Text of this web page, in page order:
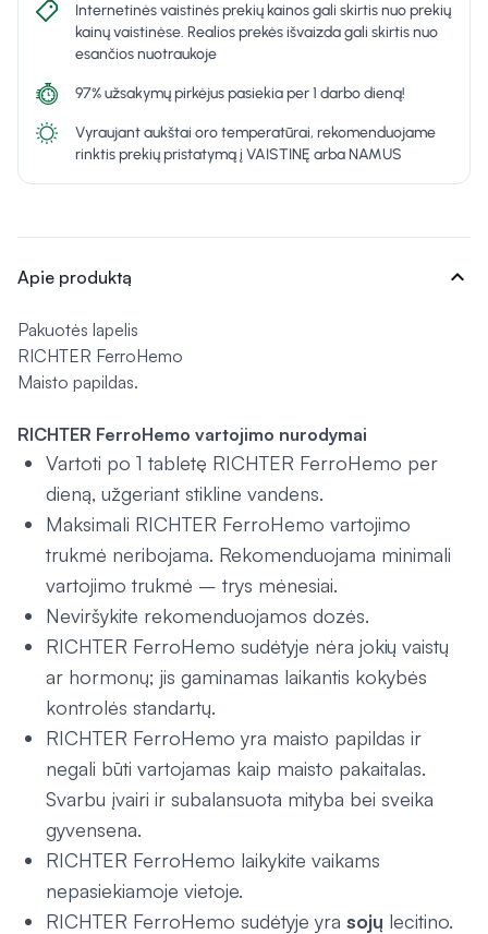
Internetinės vaistinės prekių kainos gali skirtis nuo prekių
kainų vaistinėse. Realios prekės išvaizda gali skirtis nuo
esančios nuotraukoje
97% užsakymų pirkėjus pasiekia per 1 darbo dieną!
Vyraujant aukštai oro temperatūrai, rekomenduojame
rinktis prekių pristatymą į VAISTINĘ arba NAMUS
Apie produktą expand_more
Pakuotės lapelis
RICHTER FerroHemo
Maisto papildas.
RICHTER FerroHemo vartojimo nurodymai
Vartoti po 1 tabletę RICHTER FerroHemo per
dieną, užgeriant stikline vandens.
Maksimali RICHTER FerroHemo vartojimo
trukmė neribojama. Rekomenduojama minimali
vartojimo trukmė – trys mėnesiai.
Neviršykite rekomenduojamos dozės.
RICHTER FerroHemo sudėtyje nėra jokių vaistų
ar hormonų; jis gaminamas laikantis kokybės
kontrolės standartų.
RICHTER FerroHemo yra maisto papildas ir
negali būti vartojamas kaip maisto pakaitalas.
Svarbu įvairi ir subalansuota mityba bei sveika
gyvensena.
RICHTER FerroHemo laikykite vaikams
nepasiekiamoje vietoje.
RICHTER FerroHemo sudėtyje yra sojų lecitino.